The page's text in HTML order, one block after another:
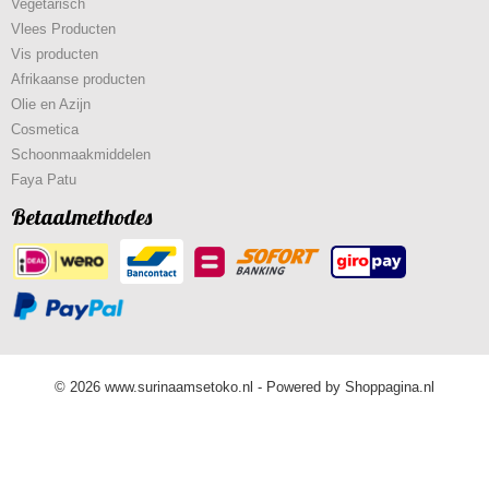
Vegetarisch
Vlees Producten
Vis producten
Afrikaanse producten
Olie en Azijn
Cosmetica
Schoonmaakmiddelen
Faya Patu
Betaalmethodes
© 2026 www.surinaamsetoko.nl - Powered by Shoppagina.nl